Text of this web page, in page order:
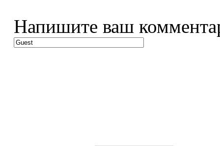
Напишите ваш